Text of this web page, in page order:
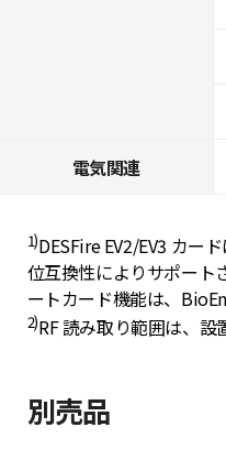
電気関連
1)DESFire EV2/EV3 カー
位互換性によりサポート
ートカード機能は、
2)RF 読み取り範囲は、設
別売品